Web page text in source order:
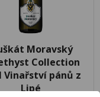
Moravský
Collection
Vinařství pánů z
Lipé